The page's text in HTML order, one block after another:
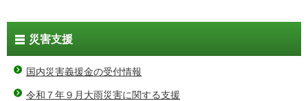
災害支援
国内災害義援金の受付情報
令和７年９月大雨災害に関する支援